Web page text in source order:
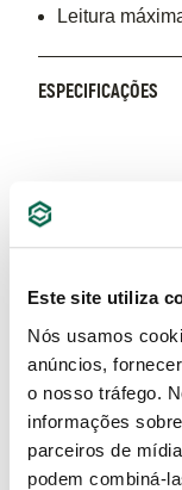
Este site utiliza
Nós usamos
anúncios,
o nosso tráfego.
informações
parceiros de
podem combiná-
Leitura
ESPECIFICAÇÕES
RECURSOS